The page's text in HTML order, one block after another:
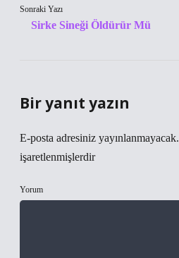
Sonraki Yazı
Sirke Sineği Öldürür Mü
Bir yanıt yazın
E-posta adresiniz yayınlanmayacak.
işaretlenmişlerdir
Yorum